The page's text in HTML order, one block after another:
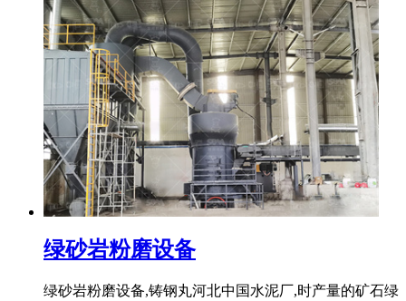
绿砂岩粉磨设备
绿砂岩粉磨设备,铸钢丸河北中国水泥厂,时产量的矿石绿